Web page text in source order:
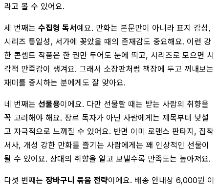
라고 볼 수 있어요.
세 번째는 수집형 독서예요. 만화는 본문만이 아니라 표지 감성,
시리즈 통일성, 서가에 꽂았을 때의 존재감도 중요해요. 이런 강
한 콘셉트 작품은 한 권만 두어도 눈에 띄고, 시리즈로 모으면 시
각적 만족감이 생겨요. 그래서 소장판처럼 책장에 두고 꺼내보는
재미를 중시하는 분에게도 잘 맞아요.
네 번째는 선물용이에요. 다만 선물할 때는 받는 사람의 취향을
꼭 고려해야 해요. 장르 독자가 아닌 사람에게는 제목부터 낯설
고 자극적으로 느껴질 수 있어요. 반면 이미 로맨스 판타지, 집착
서사, 개성 강한 만화를 즐기는 사람에게는 꽤 인상적인 선물이
될 수 있어요. 상대의 취향을 알고 보낼수록 만족도는 높아져요.
다섯 번째는 장바구니 묶음 전략이에요. 배송 안내상 6,000원 이